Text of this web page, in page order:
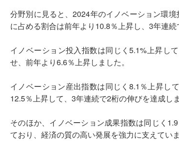
分野別に見ると、2024年のイノベーション環
に占める割合は前年より10.8％上昇し、3年連続
イノベーション投入指数は同じく5.1%上昇し
せ、前年より6.6％上昇しました。
イノベーション産出指数は同じく8.1％上昇し
12.5％上昇して、3年連続で2桁の伸びを達成しま
そのほか、イノベーション成果指数は同じく
ており、経済の質の高い発展を強力に支えていま